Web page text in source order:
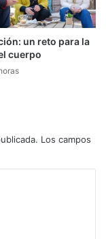
un reto para la
cuerpo
Los campos